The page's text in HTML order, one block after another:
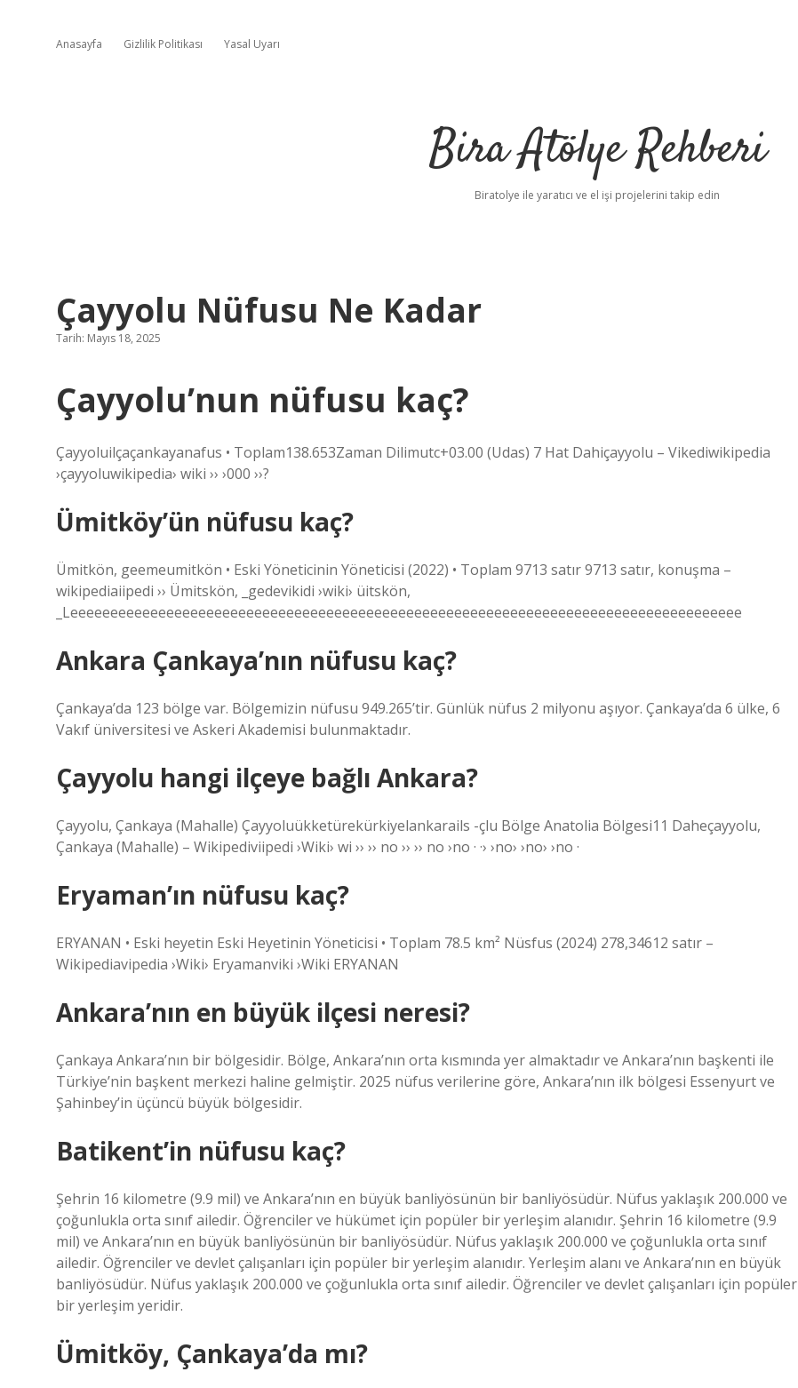
Anasayfa Gizlilik Politikası Yasal Uyarı
Bira Atölye Rehberi
Biratolye ile yaratıcı ve el işi projelerini takip edin
Çayyolu Nüfusu Ne Kadar
Tarih: Mayıs 18, 2025
Çayyolu’nun nüfusu kaç?
Çayyoluilçaçankayanafus • Toplam138.653Zaman Dilimutc+03.00 (Udas) 7 Hat Dahiçayyolu – Vikediwikipedia
›çayyoluwikipedia› wiki ›› ›000 ››?
Ümitköy’ün nüfusu kaç?
Ümitkön, geemeumitkön • Eski Yöneticinin Yöneticisi (2022) • Toplam 9713 satır 9713 satır, konuşma –
wikipediaiipedi ›› Ümitskön, _gedevikidi ›wiki› üitskön,
_Leeeeeeeeeeeeeeeeeeeeeeeeeeeeeeeeeeeeeeeeeeeeeeeeeeeeeeeeeeeeeeeeeeeeeeeeeeeeeeeeeeee
Ankara Çankaya’nın nüfusu kaç?
Çankaya’da 123 bölge var. Bölgemizin nüfusu 949.265’tir. Günlük nüfus 2 milyonu aşıyor. Çankaya’da 6 ülke, 6
Vakıf üniversitesi ve Askeri Akademisi bulunmaktadır.
Çayyolu hangi ilçeye bağlı Ankara?
Çayyolu, Çankaya (Mahalle) Çayyoluükketürekürkiyelankarails -çlu Bölge Anatolia Bölgesi11 Daheçayyolu,
Çankaya (Mahalle) – Wikipediviipedi ›Wiki› wi ›› ›› no ›› ›› no ›no · ·› ›no› ›no› ›no ·
Eryaman’ın nüfusu kaç?
ERYANAN • Eski heyetin Eski Heyetinin Yöneticisi • Toplam 78.5 km² Nüsfus (2024) 278,34612 satır –
Wikipediavipedia ›Wiki› Eryamanviki ›Wiki ERYANAN
Ankara’nın en büyük ilçesi neresi?
Çankaya Ankara’nın bir bölgesidir. Bölge, Ankara’nın orta kısmında yer almaktadır ve Ankara’nın başkenti ile
Türkiye’nin başkent merkezi haline gelmiştir. 2025 nüfus verilerine göre, Ankara’nın ilk bölgesi Essenyurt ve
Şahinbey’in üçüncü büyük bölgesidir.
Batikent’in nüfusu kaç?
Şehrin 16 kilometre (9.9 mil) ve Ankara’nın en büyük banliyösünün bir banliyösüdür. Nüfus yaklaşık 200.000 ve
çoğunlukla orta sınıf ailedir. Öğrenciler ve hükümet için popüler bir yerleşim alanıdır. Şehrin 16 kilometre (9.9
mil) ve Ankara’nın en büyük banliyösünün bir banliyösüdür. Nüfus yaklaşık 200.000 ve çoğunlukla orta sınıf
ailedir. Öğrenciler ve devlet çalışanları için popüler bir yerleşim alanıdır. Yerleşim alanı ve Ankara’nın en büyük
banliyösüdür. Nüfus yaklaşık 200.000 ve çoğunlukla orta sınıf ailedir. Öğrenciler ve devlet çalışanları için popüler
bir yerleşim yeridir.
Ümitköy, Çankaya’da mı?